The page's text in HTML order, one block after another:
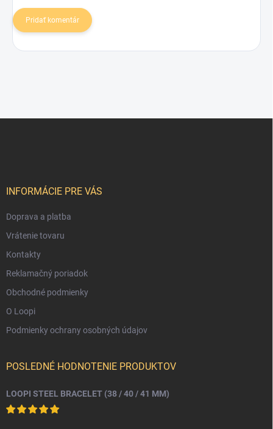
Pridať komentár
INFORMÁCIE PRE VÁS
Doprava a platba
Vrátenie tovaru
Kontakty
Reklamačný poriadok
Obchodné podmienky
O Loopi
Podmienky ochrany osobných údajov
POSLEDNÉ HODNOTENIE PRODUKTOV
LOOPI STEEL BRACELET (38 / 40 / 41 MM)